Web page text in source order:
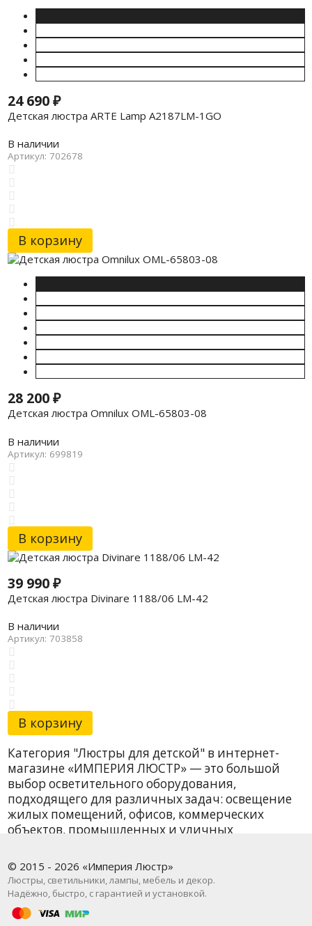
24 690₽
Детская люстра ARTE Lamp A2187LM-1GO
В наличии
Артикул: 702678
В корзину
28 200₽
Детская люстра Omnilux OML-65803-08
В наличии
Артикул: 699819
В корзину
39 990₽
Детская люстра Divinare 1188/06 LM-42
В наличии
Артикул: 703858
В корзину
Категория "Люстры для детской" в интернет-
магазине «ИМПЕРИЯ ЛЮСТР» — это большой
выбор осветительного оборудования,
подходящего для различных задач: освещение
жилых помещений, офисов, коммерческих
объектов, промышленных и уличных
модели, так и дизайнерские решения от
проверенных брендов. В наличии более 18
наименований — и всё это с быстрой доставкой
по Москве и всей России.
© 2015 - 2026 «Империя Люстр»
Люстры, светильники, лампы, мебель и декор.
Надёжно, быстро, с гарантией и установкой.